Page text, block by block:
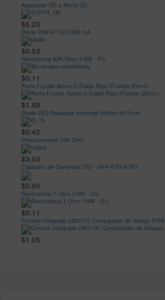
Adaptador SD a Micro SD
$5.25
Diodo 1N914 100V 200 mA
$0.53
Resistencia 62K Ohm 1/4W - 5%
$0.11
Porta Fusible Aereo C/Cable Rojo (Fusible 25mm)
$1.58
Diodo LED Receptor Infrarrojo 940nm IR 5mm
$0.42
Potenciometro 10K Ohm
$3.50
Capacitor de Ceramica 103 - 10nF-0.01uf 50V
$0.95
Resistencia 1 Ohm 1/4W - 5%
$0.11
Circuito Integrado LM311N Comparador de Voltaje DIP8
$1.05